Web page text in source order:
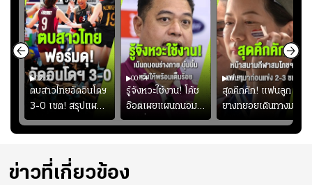
02:21
ตบสาวไทยอัดอินโดฯ
3-0 เซต! สรุปแผน
โค้ชอ๊อตติวเข้ม
ฟิตเนสต่อ พร้อมเผย
ไม่เต็มเกม
00:54
รู้จังหวะใช้งาน! โค้ช
อ๊อตเผยแผนถนอม
“บุ๋มบิ๋ม” เพื่อรักษา
ร่างกายให้พร้อมที่สุด
00:51
สุดคึกคัก! แฟนลูก
ยางทยอยเดินทางมา
หน้าสนามกีฬา
สมโภชฯ กันอย่าง
ข่าวที่เกี่ยวข้อง